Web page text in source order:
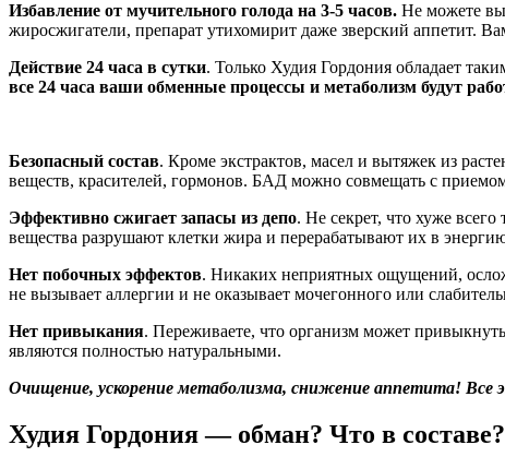
Избавление от мучительного голода на 3-5 часов. Не можете
жиросжигатели, препарат утихомирит даже зверский аппетит.
Действие 24 часа в сутки. Только Худия Гордония обладает
все 24 часа ваши обменные процессы и метаболизм будут
Безопасный состав. Кроме экстрактов, масел и вытяжек из
веществ, красителей, гормонов. БАД можно совмещать с
Эффективно сжигает запасы из депо. Не секрет, что хуже
вещества разрушают клетки жира и перерабатывают их в
Нет побочных эффектов. Никаких неприятных ощущений,
не вызывает аллергии и не оказывает мочегонного или
Нет привыкания. Переживаете, что организм может
являются полностью натуральными.
Очищение, ускорение метаболизма, снижение аппетита! Все
Худия Гордония— обман? Что в составе?